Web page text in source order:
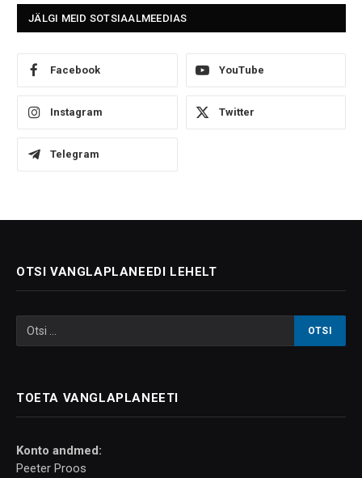
JÄLGI MEID SOTSIAALMEEDIAS
Facebook YouTube
Instagram Twitter
Telegram
OTSI VANGLAPLANEEDI LEHELT
TOETA VANGLAPLANEETI
Konto andmed:
Peeter Proos